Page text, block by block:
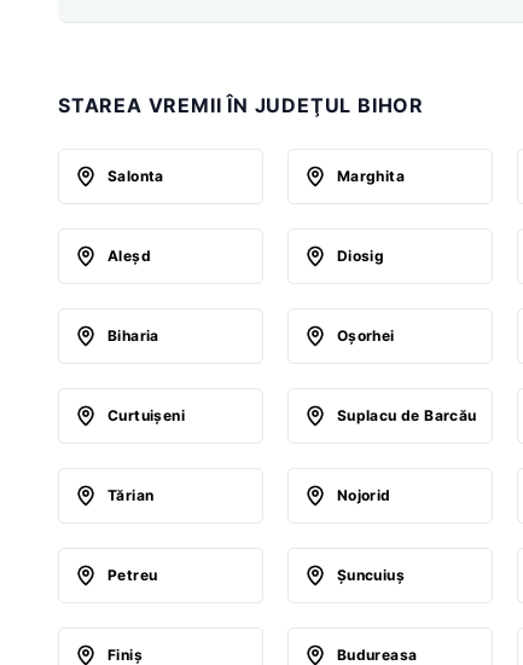
STAREA VREMII ÎN JUDEŢUL BIHOR
Salonta Marghita
Aleşd Diosig
Biharia Oşorhei
Curtuişeni Suplacu de Barcău
Tărian Nojorid
Petreu Şuncuiuş
Finiş Budureasa